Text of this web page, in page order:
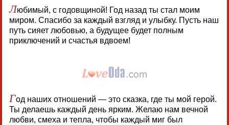
Любимый, с годовщиной! Год назад ты стал моим
миром. Спасибо за каждый взгляд и улыбку. Пусть наш
путь сияет любовью, а будущее будет полным
приключений и счастья вдвоем!
Год наших отношений — это сказка, где ты мой герой.
Ты делаешь каждый день ярким. Желаю нам вечной
любви, смеха и тепла, чтобы каждый миг был